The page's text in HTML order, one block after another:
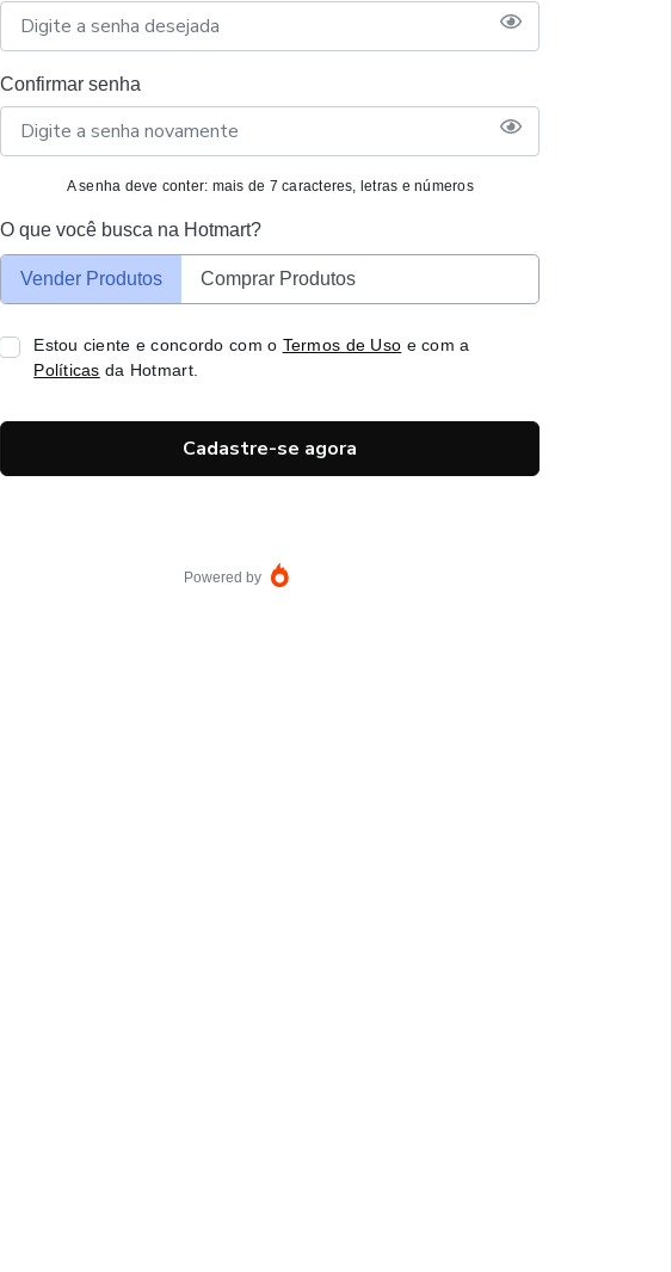
Confirmar senha
A senha deve conter: mais de 7 caracteres, letras e números
O que você busca na Hotmart?
Vender Produtos Comprar Produtos
Estou ciente e concordo com o Termos de Uso e com a
Políticas da Hotmart.
Cadastre-se agora
Powered by